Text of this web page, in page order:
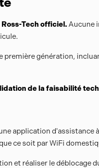
Tech officiel.Aucune
génération,
de la faisabilité
application
ce soit par WiFi
et réaliser le déblocage